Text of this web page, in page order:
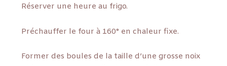
Réserver une heure au frigo.
Préchauffer le four à 160° en chaleur fixe.
Former des boules de la taille d’une grosse noix